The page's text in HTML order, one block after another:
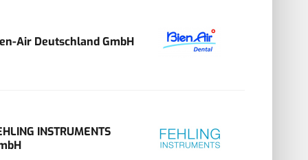
Air Deutschland GmbH
INSTRUMENTS